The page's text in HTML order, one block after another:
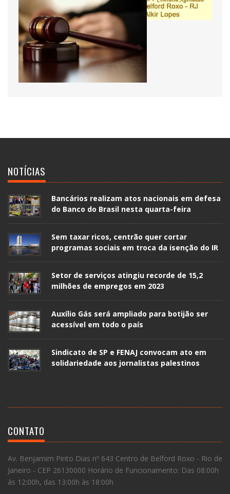
NOTÍCIAS
Bancários realizam atos nacionais em defesa
do Banco do Brasil nesta quarta-feira
Sem taxar ricos, centrão quer cortar
programas sociais em troca da isenção do IR
Setor de serviços atingiu recorde de 15,2
milhões de empregos em 2023
Auxílio Gás será ampliado para botijão ser
acessível em todo o país
Sindicato de SP e FENAJ convocam ato em
solidariedade aos jornalistas palestinos
CONTATO
Av. Benjamim Pinto Dias nº 643 Centro de Belford Roxo - Rio de
Janeiro - CEP 26130000 Horário de Funcionamento: Das 08:00h
às 12:00h, das 13:00h às 18:00h